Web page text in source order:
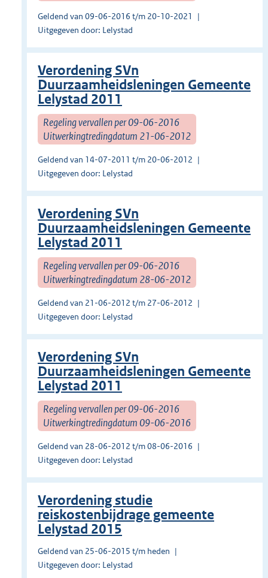
Geldend van 09-06-2016 t/m 20-10-2021
Uitgegeven door: Lelystad
Verordening SVn
Duurzaamheidsleningen Gemeente
Lelystad 2011
Regeling vervallen per 09-06-2016
Uitwerkingtredingdatum 21-06-2012
Geldend van 14-07-2011 t/m 20-06-2012
Uitgegeven door: Lelystad
Verordening SVn
Duurzaamheidsleningen Gemeente
Lelystad 2011
Regeling vervallen per 09-06-2016
Uitwerkingtredingdatum 28-06-2012
Geldend van 21-06-2012 t/m 27-06-2012
Uitgegeven door: Lelystad
Verordening SVn
Duurzaamheidsleningen Gemeente
Lelystad 2011
Regeling vervallen per 09-06-2016
Uitwerkingtredingdatum 09-06-2016
Geldend van 28-06-2012 t/m 08-06-2016
Uitgegeven door: Lelystad
Verordening studie
reiskostenbijdrage gemeente
Lelystad 2015
Geldend van 25-06-2015 t/m heden
Uitgegeven door: Lelystad